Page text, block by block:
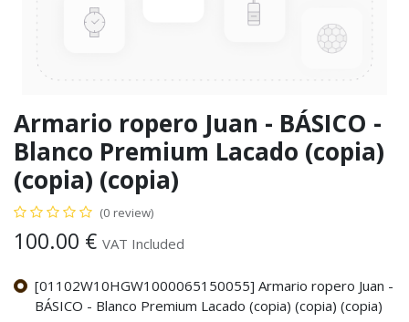
Armario ropero Juan - BÁSICO -
Blanco Premium Lacado (copia)
(copia) (copia)
(0 review)
100.00 € VAT Included
[01102W10HGW1000065150055] Armario ropero Juan -
BÁSICO - Blanco Premium Lacado (copia) (copia) (copia)